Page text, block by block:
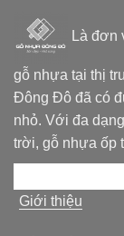
Là đơn
gỗ nhựa tại thị
Đông Đô đã có
nhỏ. Với đa
trời, gỗ nhựa ốp
Giới thiệu